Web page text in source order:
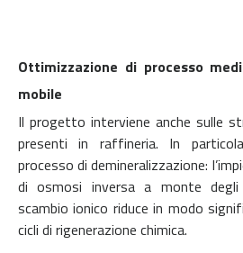
Ottimizzazione di processo
mobile
Il progetto interviene anche sulle
presenti in raffineria. In
processo di demineralizzazione:
di osmosi inversa a monte
scambio ionico riduce in modo
cicli di rigenerazione chimica.